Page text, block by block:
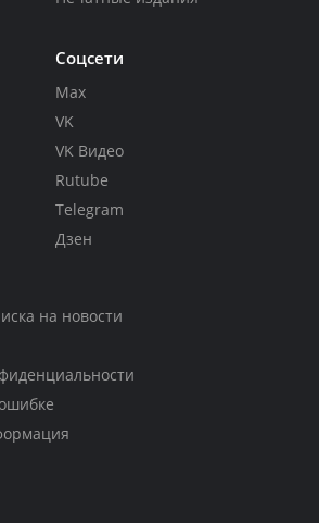
Соцсети
Max
VK
VK Видео
Rutube
Telegram
Дзен
на новости